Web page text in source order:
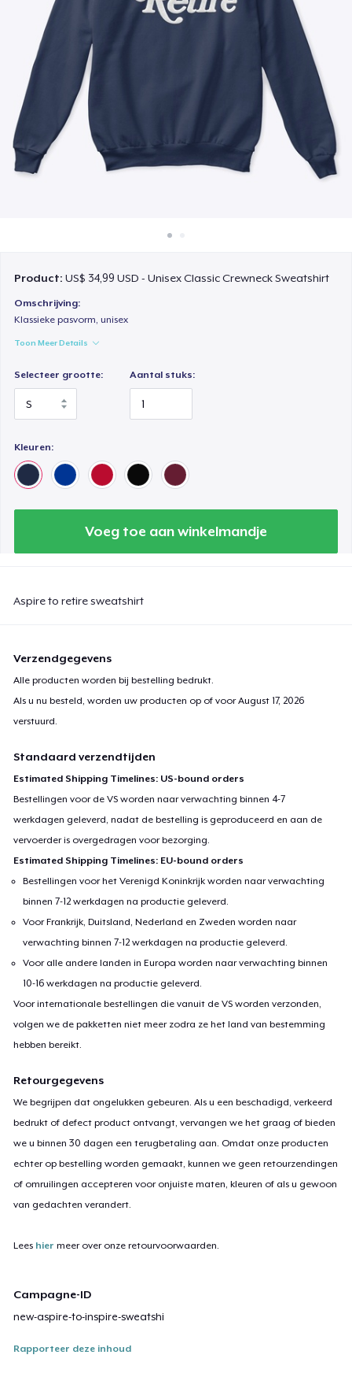
Product:US$ 34,99 USD - Unisex Classic Crewneck Sweatshirt
Omschrijving:
Klassieke pasvorm, unisex
Toon Meer Details
Selecteer grootte: Aantal stuks:
Kleuren:
Voeg toe aan winkelmandje
Aspire to retire sweatshirt
Verzendgegevens
Alle producten worden bij bestelling bedrukt.
Als u nu besteld, worden uw producten op of voorAugust 17, 2026
verstuurd.
Standaard verzendtijden
Estimated Shipping Timelines: US-bound orders
Bestellingen voor de VS worden naar verwachting binnen 4-7
werkdagen geleverd, nadat de bestelling is geproduceerd en aan de
vervoerder is overgedragen voor bezorging.
Estimated Shipping Timelines: EU-bound orders
Bestellingen voor het Verenigd Koninkrijk worden naar verwachting
binnen 7-12 werkdagen na productie geleverd.
Voor Frankrijk, Duitsland, Nederland en Zweden worden naar
verwachting binnen 7-12 werkdagen na productie geleverd.
Voor alle andere landen in Europa worden naar verwachting binnen
10-16 werkdagen na productie geleverd.
Voor internationale bestellingen die vanuit de VS worden verzonden,
volgen we de pakketten niet meer zodra ze het land van bestemming
hebben bereikt.
Retourgegevens
We begrijpen dat ongelukken gebeuren. Als u een beschadigd, verkeerd
bedrukt of defect product ontvangt, vervangen we het graag of bieden
we u binnen 30 dagen een terugbetaling aan. Omdat onze producten
echter op bestelling worden gemaakt, kunnen we geen retourzendingen
of omruilingen accepteren voor onjuiste maten, kleuren of als u gewoon
van gedachten verandert.
Lees hier meer over onze retourvoorwaarden.
Campagne-ID
new-aspire-to-inspire-sweatshi
Rapporteer deze inhoud